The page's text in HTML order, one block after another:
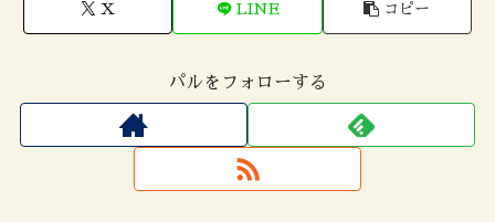
X LINE コピー
パルをフォローする